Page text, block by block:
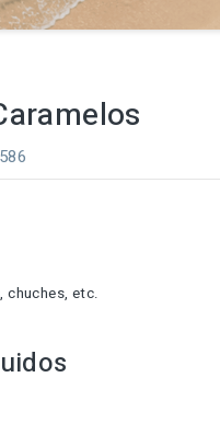
chuches, etc.